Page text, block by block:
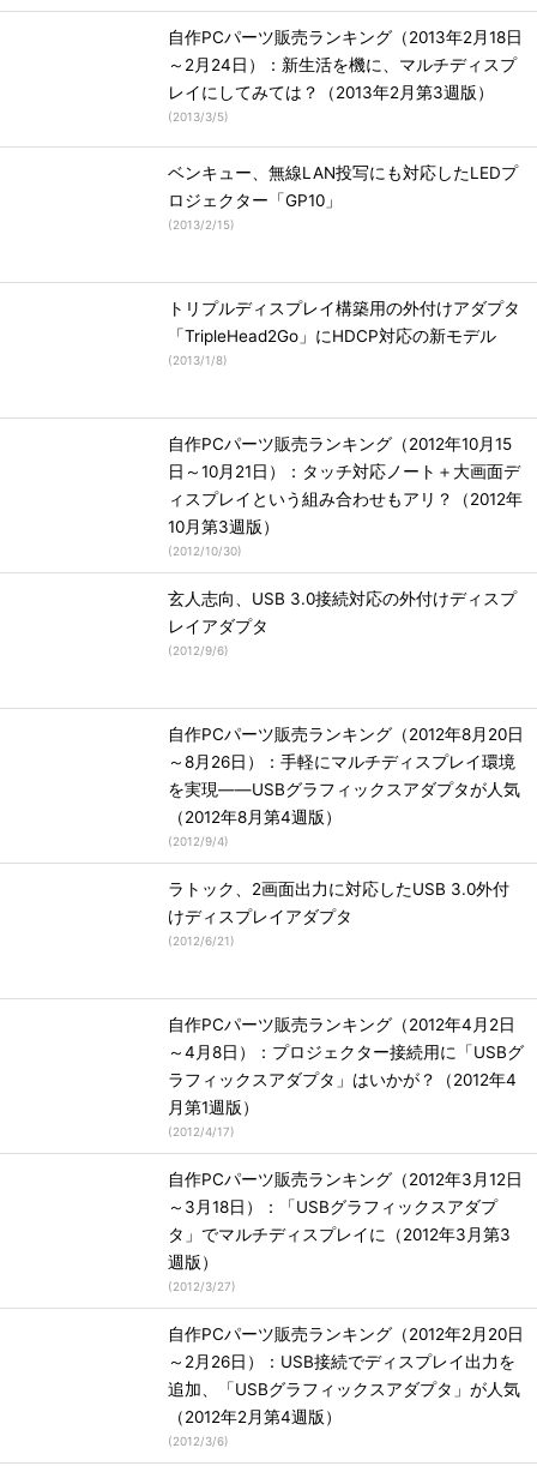
自作PCパーツ販売ランキング（2013年2月18日
～2月24日）：新生活を機に、マルチディスプ
レイにしてみては？（2013年2月第3週版）
(2013/3/5)
ベンキュー、無線LAN投写にも対応したLEDプ
ロジェクター「GP10」
(2013/2/15)
トリプルディスプレイ構築用の外付けアダプタ
「TripleHead2Go」にHDCP対応の新モデル
(2013/1/8)
自作PCパーツ販売ランキング（2012年10月15
日～10月21日）：タッチ対応ノート＋大画面デ
ィスプレイという組み合わせもアリ？（2012年
10月第3週版）
(2012/10/30)
玄人志向、USB 3.0接続対応の外付けディスプ
レイアダプタ
(2012/9/6)
自作PCパーツ販売ランキング（2012年8月20日
～8月26日）：手軽にマルチディスプレイ環境
を実現――USBグラフィックスアダプタが人気
（2012年8月第4週版）
(2012/9/4)
ラトック、2画面出力に対応したUSB 3.0外付
けディスプレイアダプタ
(2012/6/21)
自作PCパーツ販売ランキング（2012年4月2日
～4月8日）：プロジェクター接続用に「USBグ
ラフィックスアダプタ」はいかが？（2012年4
月第1週版）
(2012/4/17)
自作PCパーツ販売ランキング（2012年3月12日
～3月18日）：「USBグラフィックスアダプ
タ」でマルチディスプレイに（2012年3月第3
週版）
(2012/3/27)
自作PCパーツ販売ランキング（2012年2月20日
～2月26日）：USB接続でディスプレイ出力を
追加、「USBグラフィックスアダプタ」が人気
（2012年2月第4週版）
(2012/3/6)